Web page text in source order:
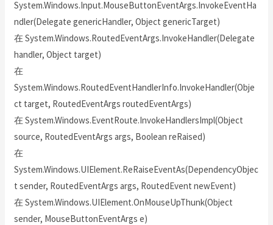
System.Windows.Input.MouseButtonEventArgs.InvokeEventHa
ndler(Delegate genericHandler, Object genericTarget)
在 System.Windows.RoutedEventArgs.InvokeHandler(Delegate
handler, Object target)
在
System.Windows.RoutedEventHandlerInfo.InvokeHandler(Obje
ct target, RoutedEventArgs routedEventArgs)
在 System.Windows.EventRoute.InvokeHandlersImpl(Object
source, RoutedEventArgs args, Boolean reRaised)
在
System.Windows.UIElement.ReRaiseEventAs(DependencyObjec
t sender, RoutedEventArgs args, RoutedEvent newEvent)
在 System.Windows.UIElement.OnMouseUpThunk(Object
sender, MouseButtonEventArgs e)